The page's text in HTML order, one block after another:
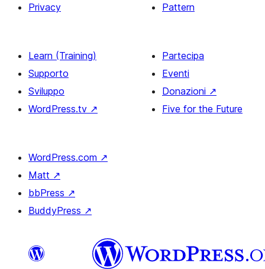
Privacy
Pattern
Learn (Training)
Supporto
Sviluppo
WordPress.tv ↗
Partecipa
Eventi
Donazioni ↗
Five for the Future
WordPress.com ↗
Matt ↗
bbPress ↗
BuddyPress ↗